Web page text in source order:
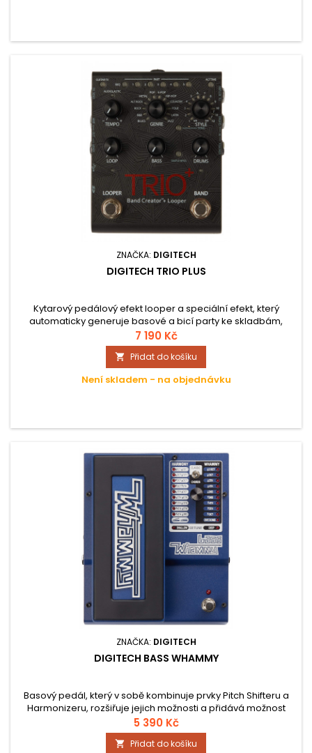
ZNAČKA: DIGITECH
DIGITECH TRIO PLUS
Kytarový pedálový efekt looper a speciální efekt, který
automaticky generuje basové a bicí party ke skladbám,
které hrajete. Funguje to tak, že zmáčknete tlačítko band,
zahrajete vaší akordovou sekvenci, pedál se jí naučí a
následně máte k dispozici celou kapelu.
7 190 Kč
 Přidat do košíku
Není skladem - na objednávku
ZNAČKA: DIGITECH
DIGITECH BASS WHAMMY
Basový pedál, který v sobě kombinuje prvky Pitch Shifteru a
Harmonizeru, rozšiřuje jejich možnosti a přidává možnost
kontroly pomocí expression pedálu. Jde o ultimativní efekt,
který skutečně výrazně rozšiřuje výrazové možnosti každého
hudebníka. Nechybí MIDI vstup nebo true-bypass.
5 390 Kč
 Přidat do košíku